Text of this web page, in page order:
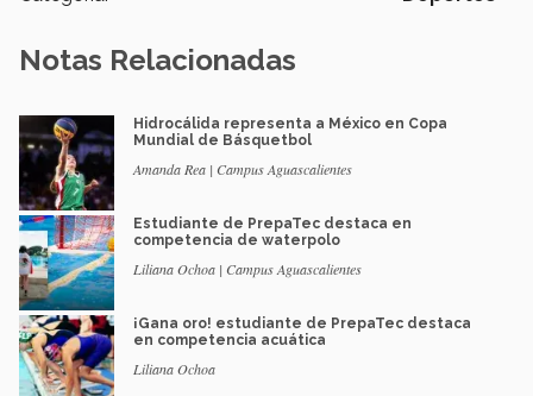
Notas Relacionadas
Hidrocálida representa a México en Copa
Mundial de Básquetbol
Amanda Rea | Campus Aguascalientes
Estudiante de PrepaTec destaca en
competencia de waterpolo
Liliana Ochoa | Campus Aguascalientes
¡Gana oro! estudiante de PrepaTec destaca
en competencia acuática
Liliana Ochoa